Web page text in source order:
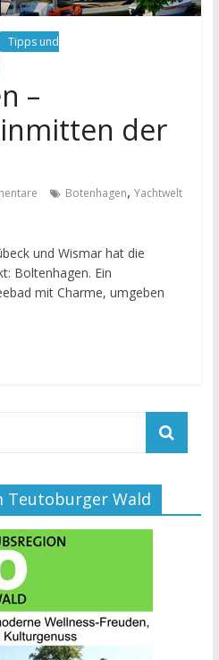
Tipps und
–
der
Botenhagen, Yachtwelt
und Wismar hat die
Boltenhagen. Ein
mit Charme, umgeben
Teutoburger Wald